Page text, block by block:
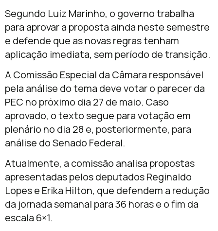
Segundo Luiz Marinho, o governo trabalha
para aprovar a proposta ainda neste semestre
e defende que as novas regras tenham
aplicação imediata, sem período de transição.
A Comissão Especial da Câmara responsável
pela análise do tema deve votar o parecer da
PEC no próximo dia 27 de maio. Caso
aprovado, o texto segue para votação em
plenário no dia 28 e, posteriormente, para
análise do Senado Federal.
Atualmente, a comissão analisa propostas
apresentadas pelos deputadosReginaldo
Lopese Erika Hilton, que defendem a redução
da jornada semanal para 36 horas e o fim da
escala 6×1.